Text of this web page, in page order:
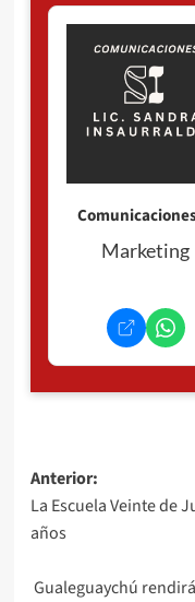
Marketing
Navegación
de
entradas
Anterior:
La Escuela Veinte de
años
Gualeguaychú